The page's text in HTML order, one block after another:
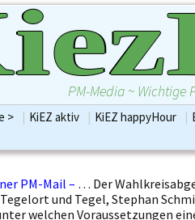
PM-Media ~ Wichtige
>
|
Größen für eine starke
Ihrer individuellen
Ökonomie
KiEZ aktiv | KiEZ happyHour |
PM-Mail – … Der
und Tegel, Stephan
welchen Voraussetzungen